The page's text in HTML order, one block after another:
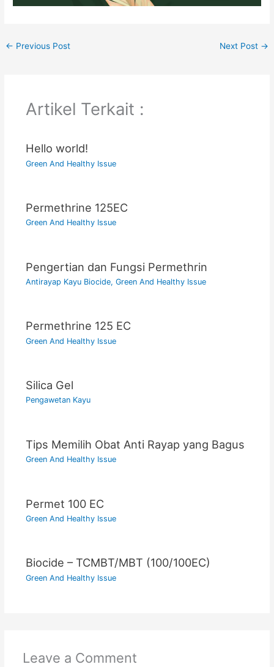
← Previous Post Next Post →
Artikel Terkait :
Hello world!
Green And Healthy Issue
Permethrine 125EC
Green And Healthy Issue
Pengertian dan Fungsi Permethrin
Antirayap Kayu Biocide, Green And Healthy Issue
Permethrine 125 EC
Green And Healthy Issue
Silica Gel
Pengawetan Kayu
Tips Memilih Obat Anti Rayap yang Bagus
Green And Healthy Issue
Permet 100 EC
Green And Healthy Issue
Biocide – TCMBT/MBT (100/100EC)
Green And Healthy Issue
Leave a Comment